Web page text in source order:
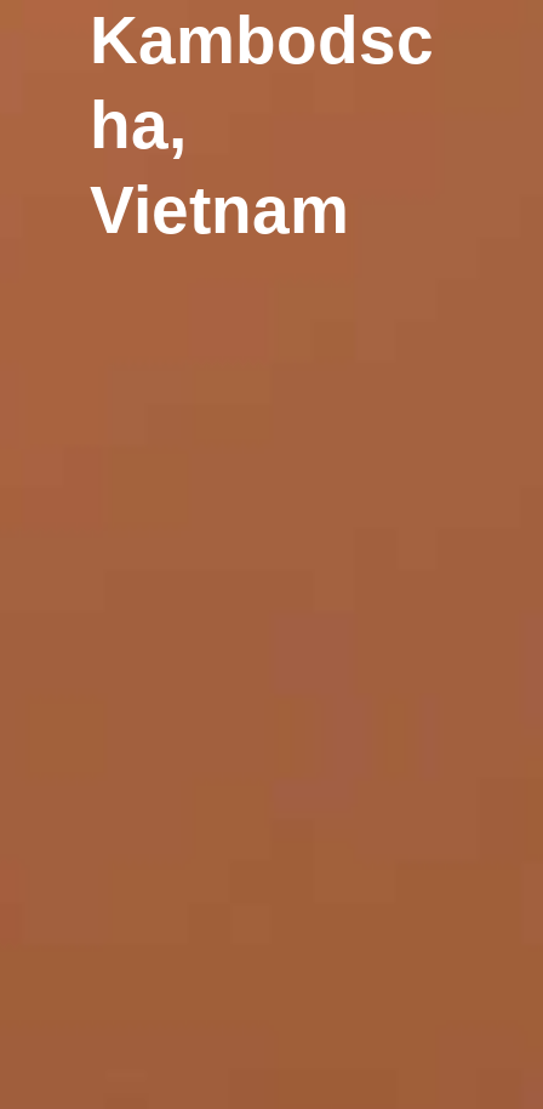
Kambodsc
ha,
Vietnam